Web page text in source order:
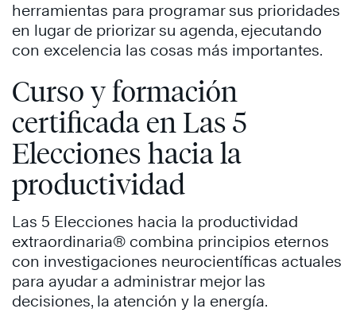
herramientas para programar sus prioridades
en lugar de priorizar su agenda, ejecutando
con excelencia las cosas más importantes.
Curso y formación
certificada en Las 5
Elecciones hacia la
productividad
Las 5 Elecciones hacia la productividad
extraordinaria® combina principios eternos
con investigaciones neurocientíficas actuales
para ayudar a administrar mejor las
decisiones, la atención y la energía.